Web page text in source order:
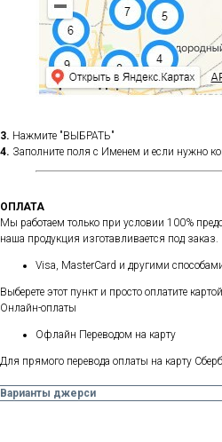
3. Нажмите "ВЫБРАТЬ"
4. Заполните поля с Именем и если нужно
ОПЛАТА
Мы работаем только при условии 100%
наша продукция изготавливается под заказ.
Visa, MasterCard и другими
Выберете этот пункт и просто оплатите
Онлайн-оплаты
Офлайн Переводом на карту
Для прямого перевода оплаты на карту
Варианты джерси